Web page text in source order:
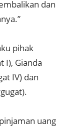
dan
pihak
I), Gianda
IV) dan
uang